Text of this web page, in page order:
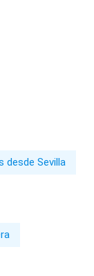
desde Sevilla